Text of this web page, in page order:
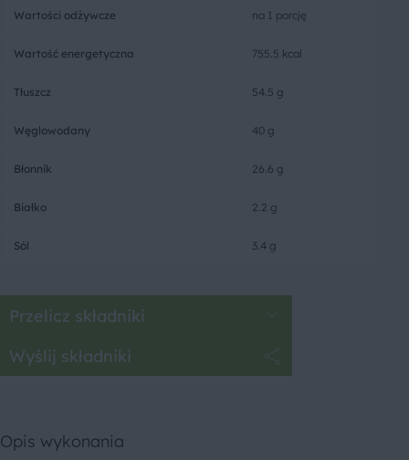
Wartości odżywcze na 1 porcję
Wartość energetyczna 755.5 kcal
Tłuszcz 54.5 g
Węglowodany 40 g
Błonnik 26.6 g
Białko 2.2 g
Sól 3.4 g
Przelicz składniki
Wyślij składniki
Opis wykonania